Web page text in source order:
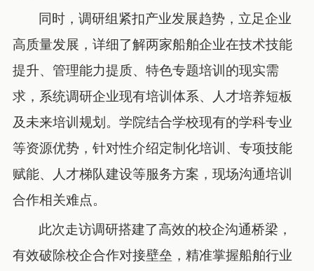
同时，调研组紧扣产业发展趋势，立足企业
高质量发展，详细了解两家船舶企业在技术技能
提升、管理能力提质、特色专题培训的现实需
求，系统调研企业现有培训体系、人才培养短板
及未来培训规划。学院结合学校现有的学科专业
等资源优势，针对性介绍定制化培训、专项技能
赋能、人才梯队建设等服务方案，现场沟通培训
合作相关难点。
此次走访调研搭建了高效的校企沟通桥梁，
有效破除校企合作对接壁垒，精准掌握船舶行业